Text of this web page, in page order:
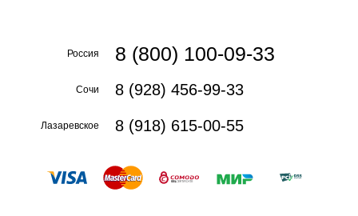
Россия 8 (800) 100-09-33
Сочи 8 (928) 456-99-33
Лазаревское 8 (918) 615-00-55